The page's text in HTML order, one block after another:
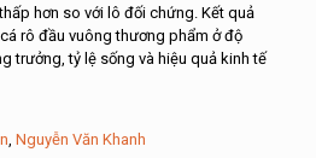
hơn so với lô đối chứng. Kết quả
rô đầu vuông thương phẩm ở độ
trưởng, tỷ lệ sống và hiệu quả kinh tế
, Nguyễn Văn Khanh